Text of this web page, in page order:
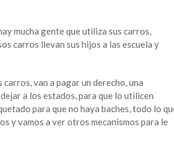
mucha gente que utiliza sus carros,
carros llevan sus hijos a las escuela y
van a pagar un derecho, una
a los estados, para que lo utilicen
para que no haya baches, todo lo
y vamos a ver otros mecanismos para le